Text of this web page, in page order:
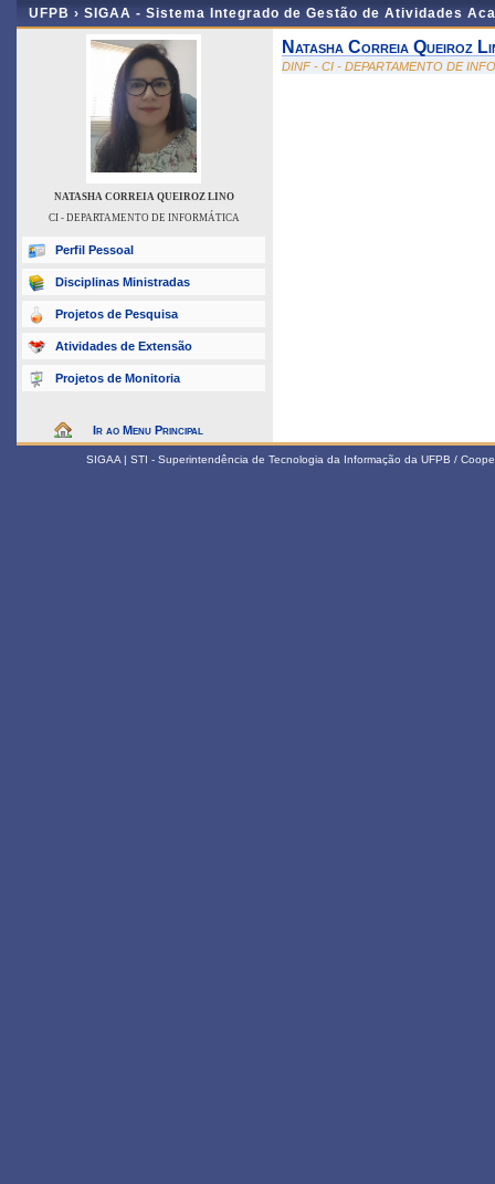
UFPB › SIGAA - Sistema Integrado de Gestão de Atividades
NATASHA CORREIA QUEIROZ LINO
CI - DEPARTAMENTO DE INFORMÁTICA
Perfil Pessoal
Disciplinas Ministradas
Projetos de Pesquisa
Atividades de Extensão
Projetos de Monitoria
Ir ao Menu Principal
Natasha Correia Queiroz
DINF - CI - DEPARTAMENTO DE
SIGAA | STI - Superintendência de Tecnologia da Informação da UFPB /